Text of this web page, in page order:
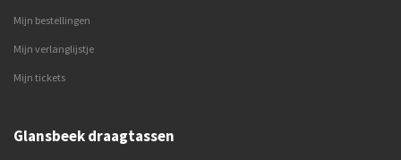
Mijn bestellingen
Mijn verlanglijstje
Mijn tickets
Glansbeek draagtassen